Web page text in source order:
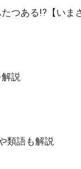
つある!?【いま
説
類語も解説